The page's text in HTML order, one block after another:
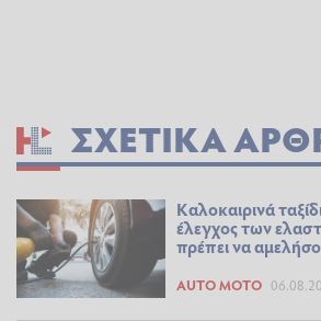
ΣΧΕΤΙΚΆ
Καλοκαιρινά
έλεγχος των
πρέπει να
AUTO MOTO